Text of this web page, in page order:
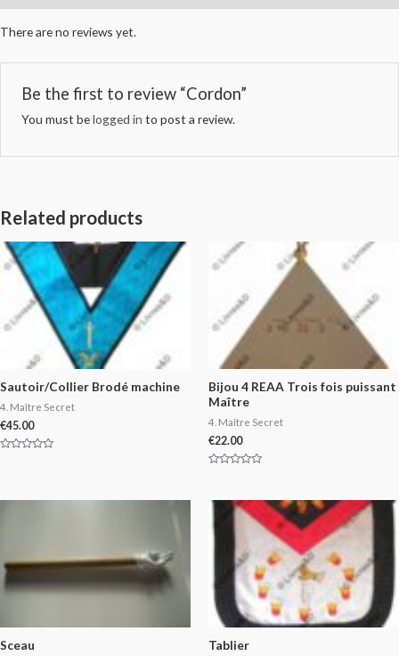
There are no reviews yet.
Be the first to review “Cordon”
You must belogged in to post a review.
Related products
Sautoir/Collier Brodé machine
4. Maître Secret
€45.00
5
Bijou 4 REAA Trois fois puissant
Maître
4. Maître Secret
€22.00
of
Sceau Tablier